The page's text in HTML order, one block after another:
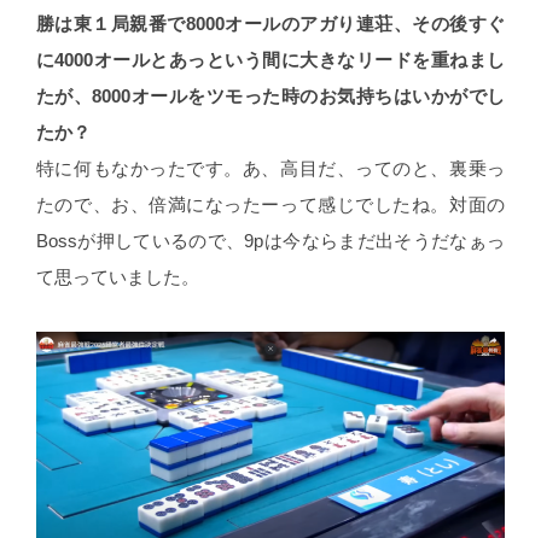
勝は東１局親番で8000オールのアガり連荘、その後すぐ
に4000オールとあっという間に大きなリードを重ねまし
たが、8000オールをツモった時のお気持ちはいかがでし
たか？
特に何もなかったです。あ、高目だ、ってのと、裏乗っ
たので、お、倍満になったーって感じでしたね。対面の
Bossが押しているので、9pは今ならまだ出そうだなぁっ
て思っていました。